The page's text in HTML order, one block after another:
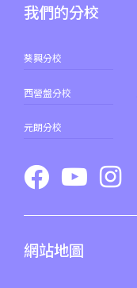
我們的分校
葵興分校
西營盤分校
元朗分校
網站地圖